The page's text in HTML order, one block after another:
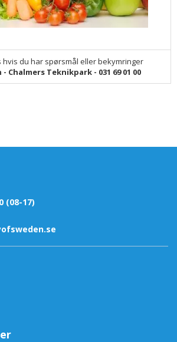
hvis du har spørsmål eller bekymringer
Chalmers Teknikpark - 031 69 01 00
(08-17)